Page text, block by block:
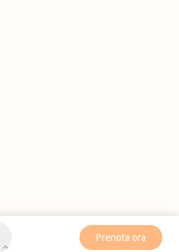
Prenota ora